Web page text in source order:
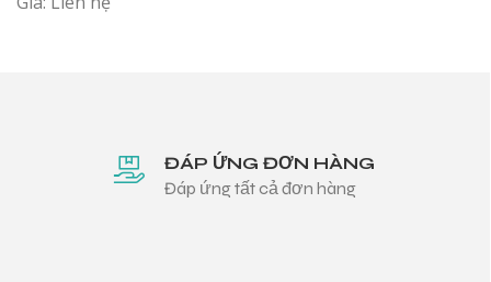
ĐÁP ỨNG ĐƠN HÀNG
Đáp ứng tất cả đơn hàng